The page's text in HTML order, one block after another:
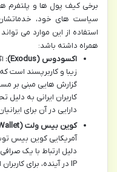
برخی کیف پول ها و پلتفرم
سیاست های خود، خدماتشان
استفاده از این موارد می
همراه داشته باشد:
اکسودوس (Exodus):
زیبا و کاربرپسند است
گزارش هایی مبنی بر
کاربران ایرانی به دلیل
دارایی در آن برای
کوین بیس ولت (Coinbase Wallet):
آمریکایی کوین بیس
دلیل ارتباط با یک
IP در آینده، برای کاربران ایرانی توصیه نمی شود.